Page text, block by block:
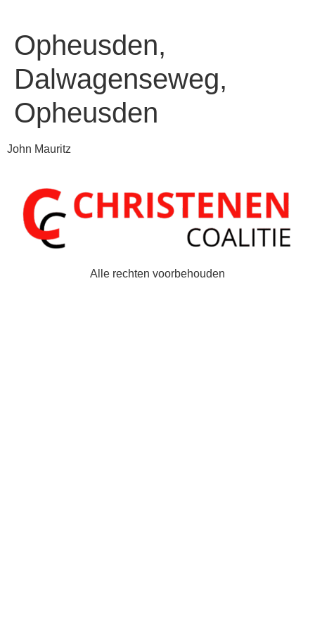
Opheusden,
Dalwagenseweg,
Opheusden
John Mauritz
Alle rechten voorbehouden